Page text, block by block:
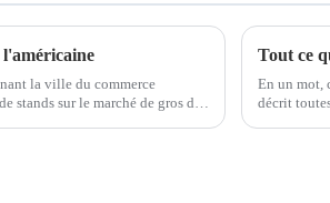
la ville du commerce
Tout ce
En un mot,
décrit